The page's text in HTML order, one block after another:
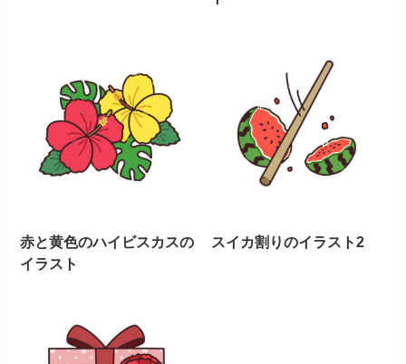
赤と黄色のハイビスカスの
イラスト
スイカ割りのイラスト2